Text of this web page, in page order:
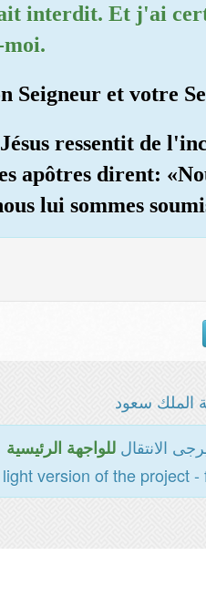
interdit. Et j'ai
moi.
Seigneur et votre
ressentit de
apôtres dirent:
lui sommes
الملك سعود
الانتقالللواجهة الرئيسية
version of the project